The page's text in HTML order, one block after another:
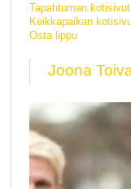
Tapahtuman kotisivut
Keikkapaikan
Osta lippu
Joona